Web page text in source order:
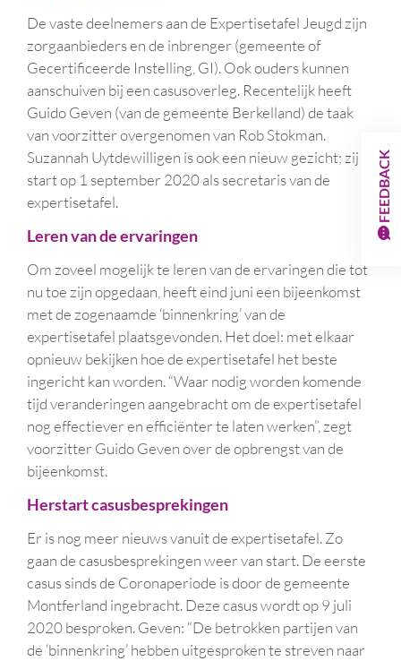
De vaste deelnemers aan de Expertisetafel Jeugd zijn
zorgaanbieders en de inbrenger (gemeente of
Gecertificeerde Instelling, GI). Ook ouders kunnen
aanschuiven bij een casusoverleg. Recentelijk heeft
Guido Geven (van de gemeente Berkelland) de taak
van voorzitter overgenomen van Rob Stokman.
Suzannah Uytdewilligen is ook een nieuw gezicht; zij
start op 1 september 2020 als secretaris van de
expertisetafel.
Leren van de ervaringen
Om zoveel mogelijk te leren van de ervaringen die tot
nu toe zijn opgedaan, heeft eind juni een bijeenkomst
met de zogenaamde ‘binnenkring’ van de
expertisetafel plaatsgevonden. Het doel: met elkaar
opnieuw bekijken hoe de expertisetafel het beste
ingericht kan worden. “Waar nodig worden komende
tijd veranderingen aangebracht om de expertisetafel
nog effectiever en efficiënter te laten werken”, zegt
voorzitter Guido Geven over de opbrengst van de
bijeenkomst.
Herstart casusbesprekingen
Er is nog meer nieuws vanuit de expertisetafel. Zo
gaan de casusbesprekingen weer van start. De eerste
casus sinds de Coronaperiode is door de gemeente
Montferland ingebracht. Deze casus wordt op 9 juli
2020 besproken. Geven: “De betrokken partijen van
de ‘binnenkring’ hebben uitgesproken te streven naar
FEEDBACK